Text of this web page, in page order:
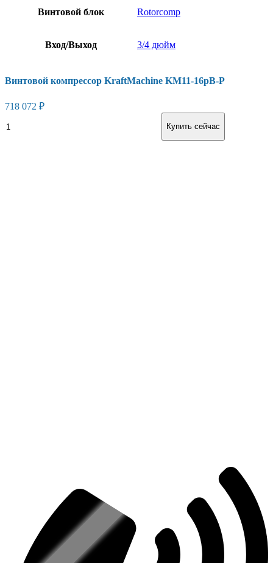
Винтовой блок Rotorcomp
Вход/Выход 3/4 дюйм
Винтовой компрессор KraftMachine KM11-16рВ-Р
718 072 ₽
Винтовой
Купить сейчас